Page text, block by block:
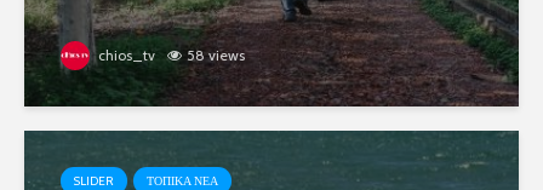
chios_tv 58 views
SLIDER ΤΟΠΙΚΑ ΝΕΑ